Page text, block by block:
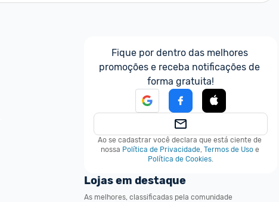
Fique por dentro das melhores
promoções e receba notificações de
forma gratuita!
Ao se cadastrar você declara que está ciente de
nossa Política de Privacidade, Termos de Uso e
Política de Cookies.
Lojas em destaque
As melhores, classificadas pela comunidade